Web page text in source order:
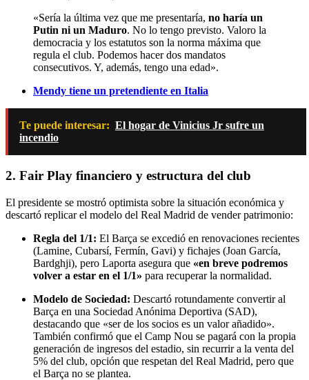
«Sería la última vez que me presentaría, no haría un
Putin ni un Maduro. No lo tengo previsto. Valoro la
democracia y los estatutos son la norma máxima que
regula el club. Podemos hacer dos mandatos
consecutivos. Y, además, tengo una edad».
Mendy tiene un pretendiente en Italia
Te puede interesar: El hogar de Vinicius Jr sufre un
incendio
2. Fair Play financiero y estructura del club
El presidente se mostró optimista sobre la situación económica y
descartó replicar el modelo del Real Madrid de vender patrimonio:
Regla del 1/1: El Barça se excedió en renovaciones recientes
(Lamine, Cubarsí, Fermín, Gavi) y fichajes (Joan García,
Bardghji), pero Laporta asegura que «en breve podremos
volver a estar en el 1/1» para recuperar la normalidad.
Modelo de Sociedad: Descartó rotundamente convertir al
Barça en una Sociedad Anónima Deportiva (SAD),
destacando que «ser de los socios es un valor añadido».
También confirmó que el Camp Nou se pagará con la propia
generación de ingresos del estadio, sin recurrir a la venta del
5% del club, opción que respetan del Real Madrid, pero que
el Barça no se plantea.